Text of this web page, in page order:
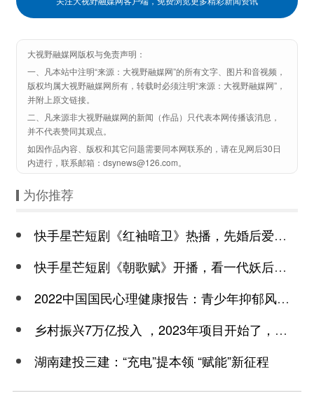
大视野融媒网版权与免责声明：
一、凡本站中注明“来源：大视野融媒网”的所有文字、图片和音视频，
版权均属大视野融媒网所有，转载时必须注明“来源：大视野融媒网”，
并附上原文链接。
二、凡来源非大视野融媒网的新闻（作品）只代表本网传播该消息，
并不代表赞同其观点。
如因作品内容、版权和其它问题需要同本网联系的，请在见网后30日
内进行，联系邮箱：dsynews@126.com。
为你推荐
快手星芒短剧《红袖暗卫》热播，先婚后爱诠释别样浪漫
快手星芒短剧《朝歌赋》开播，看一代妖后与心机皇上极限拉扯
2022中国国民心理健康报告：青少年抑郁风险高于成年
乡村振兴7万亿投入 ，2023年项目开始了，总有一个适合你
湖南建投三建：“充电”提本领 “赋能”新征程